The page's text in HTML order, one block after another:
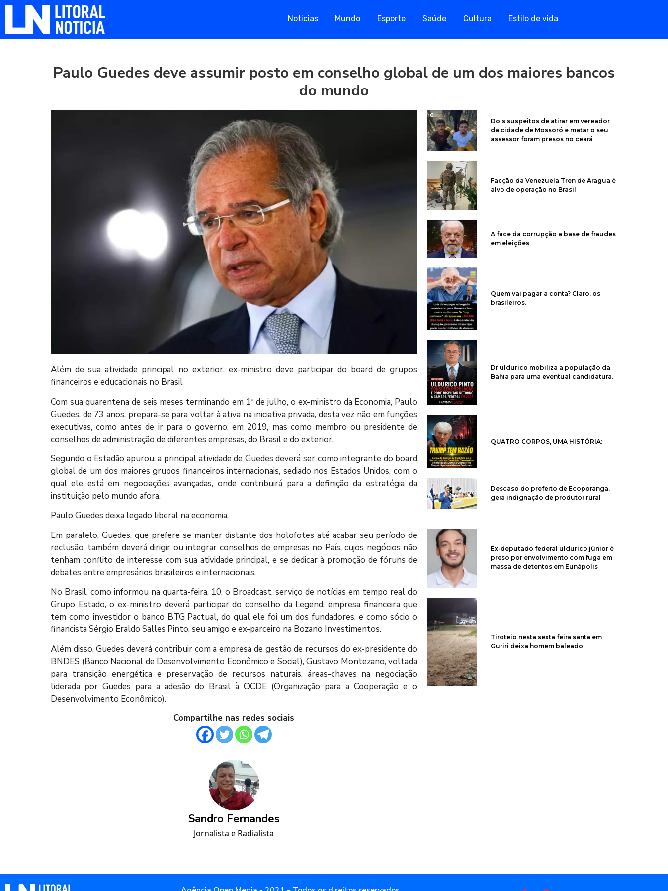
Noticias Mundo Esporte Saúde Cultura Estilo de vida
Paulo Guedes deve assumir posto em conselho global de um dos maiores bancos
do mundo
Além de sua atividade principal no exterior, ex-ministro deve participar do board de grupos
financeiros e educacionais no Brasil
Com sua quarentena de seis meses terminando em 1º de julho, o ex-ministro da Economia, Paulo
Guedes, de 73 anos, prepara-se para voltar à ativa na iniciativa privada, desta vez não em funções
executivas, como antes de ir para o governo, em 2019, mas como membro ou presidente de
conselhos de administração de diferentes empresas, do Brasil e do exterior.
Segundo o Estadão apurou, a principal atividade de Guedes deverá ser como integrante do board
global de um dos maiores grupos financeiros internacionais, sediado nos Estados Unidos, com o
qual ele está em negociações avançadas, onde contribuirá para a definição da estratégia da
instituição pelo mundo afora.
Paulo Guedes deixa legado liberal na economia.
Em paralelo, Guedes, que prefere se manter distante dos holofotes até acabar seu período de
reclusão, também deverá dirigir ou integrar conselhos de empresas no País, cujos negócios não
tenham conflito de interesse com sua atividade principal, e se dedicar à promoção de fóruns de
debates entre empresários brasileiros e internacionais.
No Brasil, como informou na quarta-feira, 10, o Broadcast, serviço de notícias em tempo real do
Grupo Estado, o ex-ministro deverá participar do conselho da Legend, empresa financeira que
tem como investidor o banco BTG Pactual, do qual ele foi um dos fundadores, e como sócio o
financista Sérgio Eraldo Salles Pinto, seu amigo e ex-parceiro na Bozano Investimentos.
Além disso, Guedes deverá contribuir com a empresa de gestão de recursos do ex-presidente do
BNDES (Banco Nacional de Desenvolvimento Econômico e Social), Gustavo Montezano, voltada
para transição energética e preservação de recursos naturais, áreas-chaves na negociação
liderada por Guedes para a adesão do Brasil à OCDE (Organização para a Cooperação e o
Desenvolvimento Econômico).
Compartilhe nas redes sociais
Sandro Fernandes
Jornalista e Radialista
Dois suspeitos de atirar em vereador
da cidade de Mossoró e matar o seu
assessor foram presos no ceará
Facção da Venezuela Tren de Aragua é
alvo de operação no Brasil
A face da corrupção a base de fraudes
em eleições
Quem vai pagar a conta? Claro, os
brasileiros.
Dr uldurico mobiliza a população da
Bahia para uma eventual candidatura.
QUATRO CORPOS, UMA HISTÓRIA:
Descaso do prefeito de Ecoporanga,
gera indignação de produtor rural
Ex-deputado federal uldurico júnior é
preso por envolvimento com fuga em
massa de detentos em Eunápolis
Tiroteio nesta sexta feira santa em
Guriri deixa homem baleado.